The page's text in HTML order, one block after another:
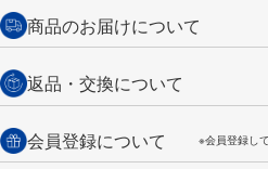
クレジットカード
代金引換
銀行振込【前払い】
商品のお届けについて
営業日午前11時までの決済完了の
ご注文は翌営業日の発送
詳しくはご利用ガイドをご覧ください。
返品・交換について
返品の場合
商品到着後7日以内・未使用品に限り返品を
会員登録について ※会員登録して